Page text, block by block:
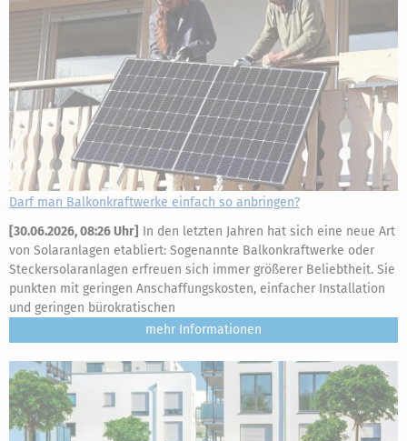
Darf man Balkonkraftwerke einfach so anbringen?
[30.06.2026, 08:26 Uhr] In den letzten Jahren hat sich eine neue Art
von Solaranlagen etabliert: Sogenannte Balkonkraftwerke oder
Steckersolaranlagen erfreuen sich immer größerer Beliebtheit. Sie
punkten mit geringen Anschaffungskosten, einfacher Installation
und geringen bürokratischen
mehr